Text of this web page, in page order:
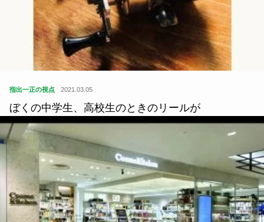
指出一正の視点 2021.03.05
ぼくの中学生、高校生のときのリールが